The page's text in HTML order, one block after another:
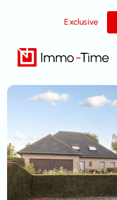
Exclusive